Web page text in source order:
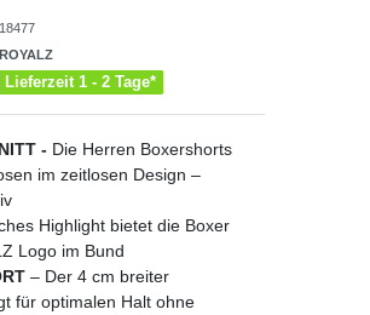
18477
ROYALZ
Lieferzeit 1 - 2 Tage*
- Die Herren Boxershorts
im zeitlosen Design –
Highlight bietet die Boxer
Logo im Bund
– Der 4 cm breiter
für optimalen Halt ohne